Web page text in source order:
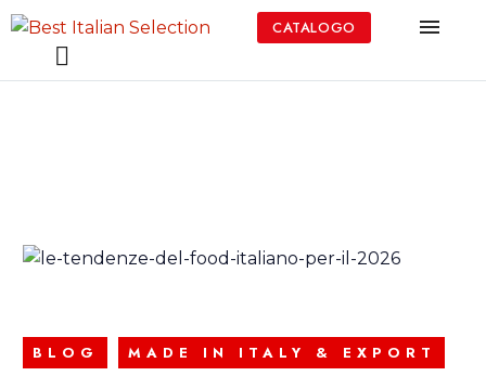
CATALOGO
BLOG MADE IN ITALY & EXPORT